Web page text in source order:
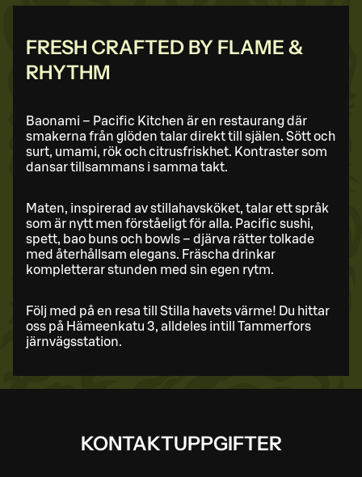
FRESH CRAFTED BY FLAME &
RHYTHM
Baonami – Pacific Kitchen är en restaurang där
smakerna från glöden talar direkt till själen. Sött och
surt, umami, rök och citrusfriskhet. Kontraster som
dansar tillsammans i samma takt.
Maten, inspirerad av stillahavsköket, talar ett språk
som är nytt men förståeligt för alla. Pacific sushi,
spett, bao buns och bowls – djärva rätter tolkade
med återhållsam elegans. Fräscha drinkar
kompletterar stunden med sin egen rytm.
Följ med på en resa till Stilla havets värme! Du hittar
oss på Hämeenkatu 3, alldeles intill Tammerfors
järnvägsstation.
KONTAKTUPPGIFTER